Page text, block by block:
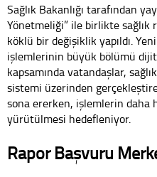
Sağlık Bakanlığı tarafından
Yönetmeliği” ile birlikte sağlık
köklü bir değişiklik yapıldı.
işlemlerinin büyük bölümü
kapsamında vatandaşlar,
sistemi üzerinden
sona ererken, işlemlerin daha
yürütülmesi hedefleniyor.
Rapor Başvuru